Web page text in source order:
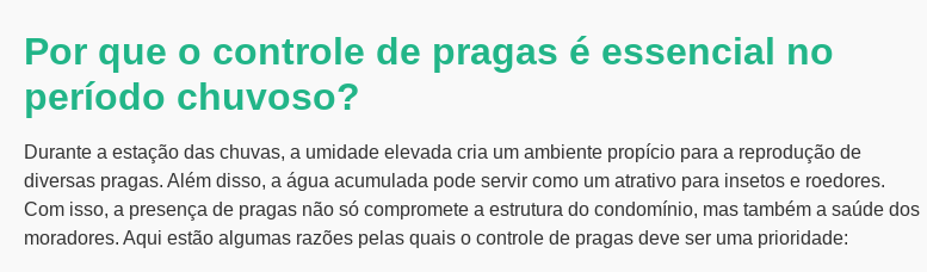
Por que o controle de pragas é essencial no
período chuvoso?
Durante a estação das chuvas, a umidade elevada cria um ambiente propício para a reprodução de
diversas pragas. Além disso, a água acumulada pode servir como um atrativo para insetos e roedores.
Com isso, a presença de pragas não só compromete a estrutura do condomínio, mas também a saúde dos
moradores. Aqui estão algumas razões pelas quais o controle de pragas deve ser uma prioridade: